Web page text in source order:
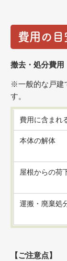
費用の目
撤去・処分費用
※一般的な戸建
す。
費用に含まれ
本体の解体
屋根からの荷
運搬・廃棄処
【ご注意点】